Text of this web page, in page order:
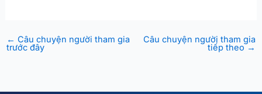
← Câu chuyện người tham gia
trước đây
Câu chuyện người tham gia
tiếp theo→